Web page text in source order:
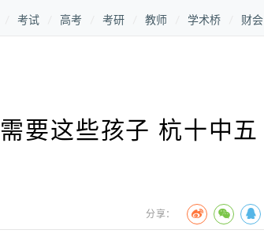
考试 高考 考研 教师 学术桥 财会
要这些孩子 杭十中五
分享：